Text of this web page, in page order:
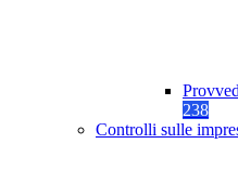
238
Controlli sulle